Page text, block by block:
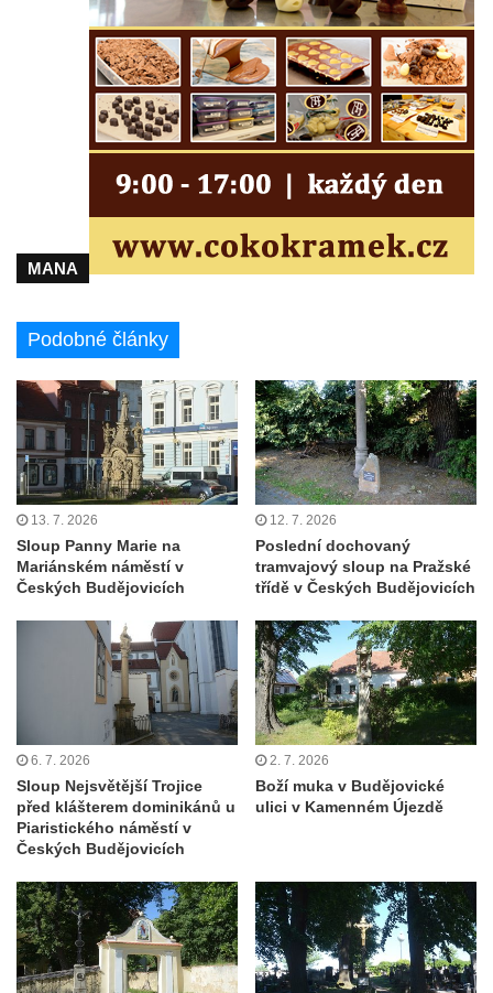
Kříž u kostela Nanebevzetí Panny Marie v
Polici nad Metují
Pánův kříž v Broumovských stěnách
Machovský kříž v Broumovských stěnách
Kříž u domu čp. 113 na Vlčí Hoře
Kříž pod domem čp. 177 na Vlčí Hoře
Kříž u domu čp. 128 na Vlčí Hoře
Kříž u domu čp. 79 v ulici Salmovská ve
Kříž naproti domu čp. 23 v ulici Salmovská
Kříž u kostela svatého Jana Křtitele v
Teplicích
Údajný kříž u silnice č. 15 západně od
Želkovic pod horou Libeš
Kříž u silnice č. 15 západně od Želkovic
Kříž u silnice č. 15 jižně od Šepetel
Kříž západně od domu čp. 85 v ulici Na
Vilouni v Třebívlicích
Kříž na rozcestí naproti domu čp. 714 v
Lučanech nad Nisou
Centrální kříž hřbitova Šumburk nad
Desnou v Tanvaldu
Kříž u kostela svatého Františka z Assisi v
Tanvaldu
Kříž u kostela svatého Jana Nepomuckého
Kříž u domu čp. 39 v Rybništi
Kříž u domu čp. 2 v Rybništi
Kříž u domu čp. 128 v Rybništi
MANA
Podobné články
13. 7. 2026
Sloup Panny Marie na
Mariánském náměstí v
Českých Budějovicích
12. 7. 2026
Poslední dochovaný
tramvajový sloup na Pražské
třídě v Českých Budějovicích
6. 7. 2026
Sloup Nejsvětější Trojice
před klášterem dominikánů u
Piaristického náměstí v
Českých Budějovicích
2. 7. 2026
Boží muka v Budějovické
ulici v Kamenném Újezdě